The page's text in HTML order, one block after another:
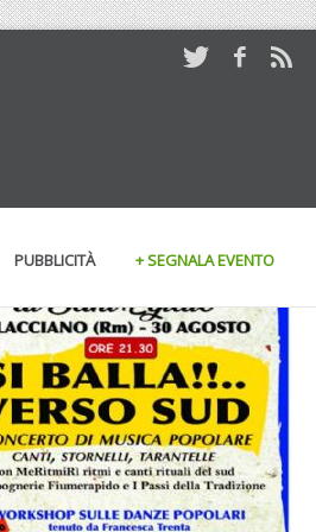
PUBBLICITÀ + SEGNALA EVENTO